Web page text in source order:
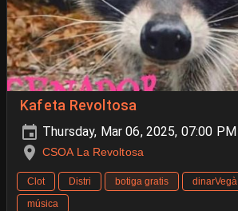
Kafeta Revoltosa
Thursday, Mar 06, 2025, 07:00 PM
CSOA La Revoltosa
Clot Distri botiga gratis dinarVegà
música